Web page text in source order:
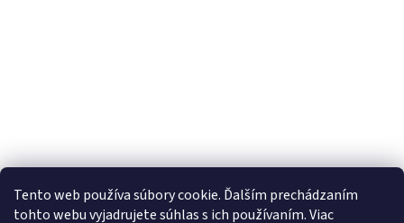
Tento web používa súbory cookie. Ďalším prechádzaním
tohto webu vyjadrujete súhlas s ich používaním. Viac